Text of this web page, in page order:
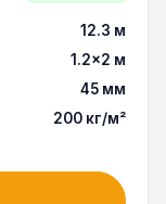
12.3 м
1.2×2 м
45 мм
200 кг/м²